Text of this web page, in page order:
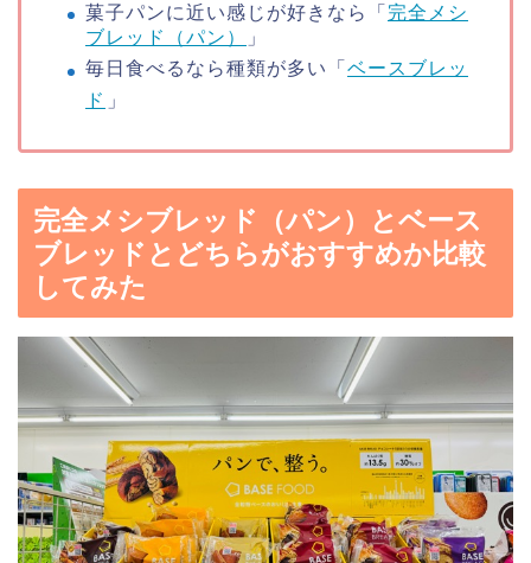
菓子パンに近い感じが好きなら「 完全メシ
ブレッド（パン）
」
毎日食べるなら種類が多い「 ベースブレッ
ド 」
完全メシブレッド（パン）とベース
ブレッドとどちらがおすすめか比較
してみた